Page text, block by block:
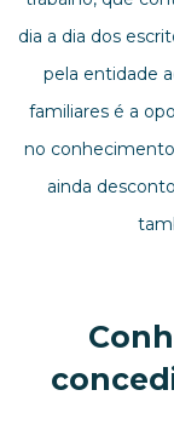
dia a dia dos
pela entidade
familiares é a
no
ainda